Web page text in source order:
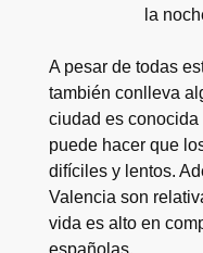
la
A pesar de todas
también conlleva
ciudad es
puede hacer que
difíciles y lentos.
Valencia son
vida es alto en
españolas.